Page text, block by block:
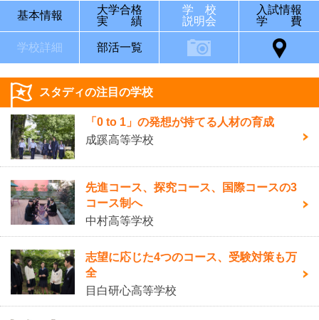
基本情報
大学合格
実 績
学 校
説明会
入試情報
学 費
学校詳細 部活一覧
スタディの注目の学校
「0 to 1」の発想が持てる人材の育成
成蹊高等学校
先進コース、探究コース、国際コースの3
コース制へ
中村高等学校
志望に応じた4つのコース、受験対策も万
全
目白研心高等学校